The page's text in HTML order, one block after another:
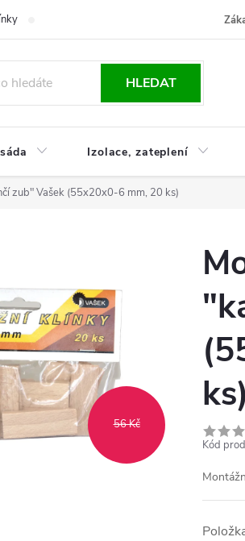
HLEDAT
Izolace, zateplení
zub" Vašek (55x20x0-6 mm, 20 ks)
56 Kč
ks)
Kód